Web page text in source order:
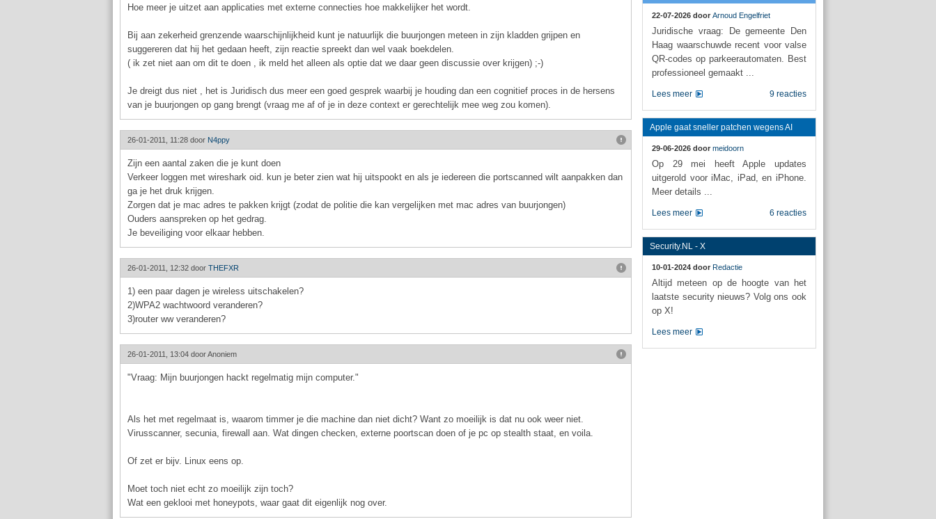
Hoe meer je uitzet aan applicaties met externe connecties hoe makkelijker het wordt.
Bij aan zekerheid grenzende waarschijnlijkheid kunt je natuurlijk die buurjongen meteen in zijn kladden grijpen en
suggereren dat hij het gedaan heeft, zijn reactie spreekt dan wel vaak boekdelen.
( ik zet niet aan om dit te doen , ik meld het alleen als optie dat we daar geen discussie over krijgen) ;-)
Je dreigt dus niet , het is Juridisch dus meer een goed gesprek waarbij je houding dan een cognitief proces in de hersens
van je buurjongen op gang brengt (vraag me af of je in deze context er gerechtelijk mee weg zou komen).
26-01-2011, 11:28 door N4ppy
Zijn een aantal zaken die je kunt doen
Verkeer loggen met wireshark oid. kun je beter zien wat hij uitspookt en als je iedereen die portscanned wilt aanpakken dan
ga je het druk krijgen.
Zorgen dat je mac adres te pakken krijgt (zodat de politie die kan vergelijken met mac adres van buurjongen)
Ouders aanspreken op het gedrag.
Je beveiliging voor elkaar hebben.
26-01-2011, 12:32 door THEFXR
1) een paar dagen je wireless uitschakelen?
2)WPA2 wachtwoord veranderen?
3)router ww veranderen?
26-01-2011, 13:04 doorAnoniem
"Vraag: Mijn buurjongen hackt regelmatig mijn computer."
Als het met regelmaat is, waarom timmer je die machine dan niet dicht? Want zo moeilijk is dat nu ook weer niet.
Virusscanner, secunia, firewall aan. Wat dingen checken, externe poortscan doen of je pc op stealth staat, en voila.
Of zet er bijv. Linux eens op.
Moet toch niet echt zo moeilijk zijn toch?
Wat een geklooi met honeypots, waar gaat dit eigenlijk nog over.
22-07-2026 door Arnoud Engelfriet
Juridische vraag: De gemeente Den
Haag waarschuwde recent voor valse
QR-codes op parkeerautomaten. Best
professioneel gemaakt ...
9 reacties
Lees meer
Apple gaat sneller patchen wegens AI
29-06-2026 door meidoorn
Op 29 mei heeft Apple updates
uitgerold voor iMac, iPad, en iPhone.
Meer details ...
6 reacties
Lees meer
Security.NL - X
10-01-2024 door Redactie
Altijd meteen op de hoogte van het
laatste security nieuws? Volg ons ook
op X!
Lees meer